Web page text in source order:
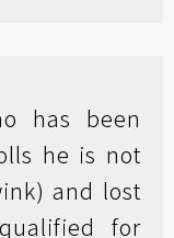
has been
he is not
and lost
for